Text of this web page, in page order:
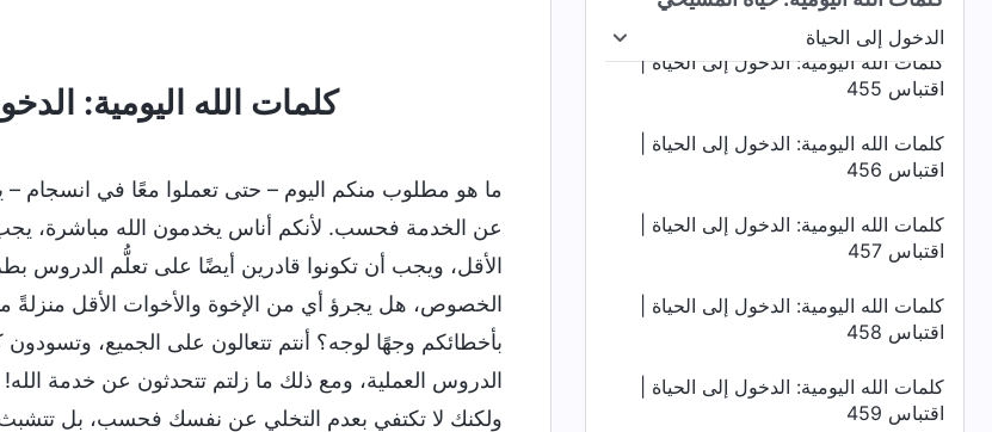
الدخول إلى الحياة
البشرية الدخول إلى الحياة الغايات والعواقب
اقتباس 454
كلمات الله اليومية: الدخول إلى الحياة |
اقتباس 455
كلمات الله اليومية: الدخول إلى الحياة |
اقتباس 456
كلمات الله اليومية: الدخول إلى الحياة |
اقتباس 457
كلمات الله اليومية: الدخول إلى الحياة |
اقتباس 458
كلمات الله اليومية: الدخول إلى الحياة |
اقتباس 459
كلمات الله اليومية:
ما هو مطلوب منكم اليوم – حتى تعملوا معًا في انسجام –
عن الخدمة فحسب. لأنكم أناس يخدمون الله مباشرة،
الأقل، ويجب أن تكونوا قادرين أيضًا على تعلُّم الدروس
الخصوص، هل يجرؤ أي من الإخوة والأخوات الأقل
بأخطائكم وجهًا لوجه؟ أنتم تتعالون على الجميع،
الدروس العملية، ومع ذلك ما زلتم تتحدثون عن خدمة
ولكنك لا تكتفي بعدم التخلي عن نفسك فحسب، بل تتشبث